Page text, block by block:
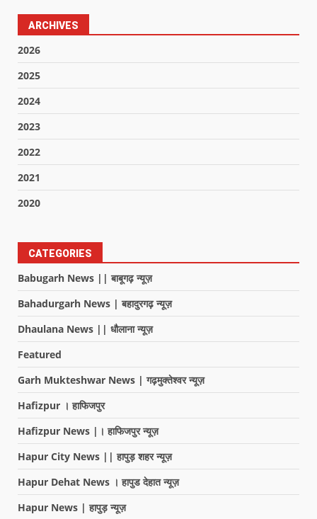
ARCHIVES
2026
2025
2024
2023
2022
2021
2020
CATEGORIES
Babugarh News || बाबूगढ़ न्यूज़
Bahadurgarh News | बहादुरगढ़ न्यूज़
Dhaulana News || धौलाना न्यूज़
Featured
Garh Mukteshwar News | गढ़मुक्तेश्वर न्यूज़
Hafizpur । हाफिजपुर
Hafizpur News |। हाफिजपुर न्यूज़
Hapur City News || हापुड़ शहर न्यूज़
Hapur Dehat News । हापुड देहात न्यूज़
Hapur News | हापुड़ न्यूज़